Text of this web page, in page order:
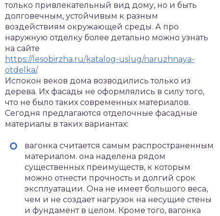
только привлекательный вид дому, но и быть
долговечным, устойчивым к разным
воздействиям окружающей среды. А про
наружную отделку более детально можно узнать
на сайте
https://lesobirzha.ru/katalog-uslug/naruzhnaya-
otdelka/.
Испокон веков дома возводились только из
дерева. Их фасады не оформлялись в силу того,
что не было таких современных материалов.
Сегодня предлагаются отделочные фасадные
материалы в таких вариантах:
вагонка считается самым распространенным
материалом. она наделена рядом
существенных преимуществ, к которым
можно отнести прочность и долгий срок
эксплуатации. Она не имеет большого веса,
чем и не создает нагрузок на несущие стены
и фундамент в целом. Кроме того, вагонка